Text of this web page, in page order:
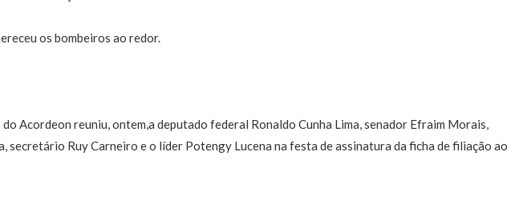
os bombeiros ao redor.
Acordeon reuniu, ontem,a deputado federal Ronaldo Cunha Lima, senador Efraim Morais,
secretário Ruy Carneiro e o líder Potengy Lucena na festa de assinatura da ficha de filiação ao